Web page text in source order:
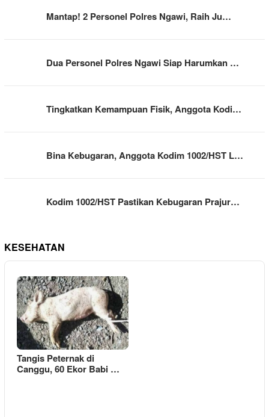
Mantap! 2 Personel Polres Ngawi, Raih Ju…
Dua Personel Polres Ngawi Siap Harumkan …
Tingkatkan Kemampuan Fisik, Anggota Kodi…
Bina Kebugaran, Anggota Kodim 1002/HST L…
Kodim 1002/HST Pastikan Kebugaran Prajur…
KESEHATAN
Tangis Peternak di
Canggu, 60 Ekor Babi …